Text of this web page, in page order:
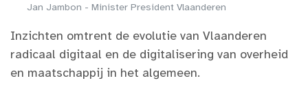
Jan Jambon - Minister President Vlaanderen
Inzichten omtrent de evolutie van Vlaanderen
radicaal digitaal en de digitalisering van overheid
en maatschappij in het algemeen.